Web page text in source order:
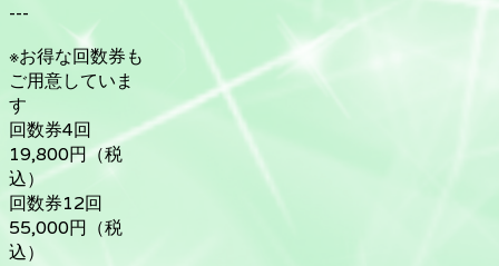
---
※お得な回数券も
ご用意していま
す
回数券4回
19,800円（税
込）
回数券12回
55,000円（税
込）